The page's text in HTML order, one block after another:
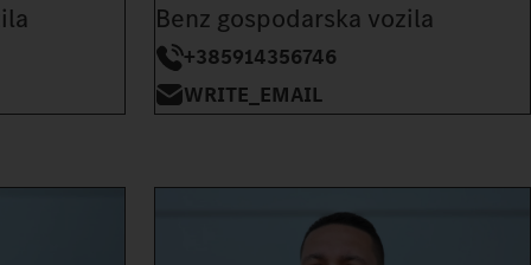
Benz gospodarska vozila
+385914356746
WRITE_EMAIL